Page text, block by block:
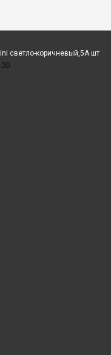
светло-коричневый,5А шт